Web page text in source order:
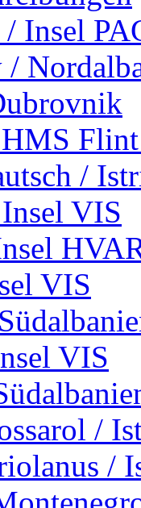
Insel
/
/
VIS
VIS
VIS
/
/